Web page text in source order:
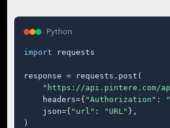
Python
import requests
response = requests.post(
"https://api.pintere.com/
    headers={
"Authorization" :
    json={
"url" : "URL" },
)